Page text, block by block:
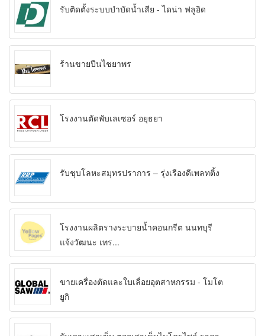
รับติดตั้งระบบบำบัดน้ำเสีย - ไดน่า ฟลูอิด
ร้านขายปืนไชยาพร
โรงงานตัดพับเลเซอร์ อยุธยา
รับชุบโลหะสมุทรปราการ – รุ่งเรืองดีเพลทติ้ง
โรงงานผลิตรางระบายน้ำคอนกรีต นนทบุรี
แจ้งวัฒนะ เทร...
ขายเครื่องตัดและใบเลื่อยอุตสาหกรรม - โมโต
ยูกิ